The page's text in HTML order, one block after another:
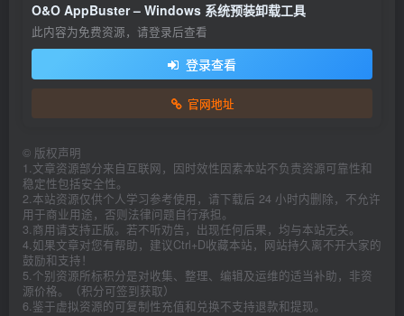
O&O AppBuster – Windows 系统预装卸载工具
此内容为免费资源，请登录后查看
登录查看
官网地址
© 版权声明
1.文章资源部分来自互联网，因时效性因素本站不负责资源可靠性和
稳定性包括安全性。
2.本站资源仅供个人学习参考使用，请下载后 24 小时内删除，不允许
用于商业用途，否则法律问题自行承担。
3.商用请支持正版。若不听劝告，出现任何后果，均与本站无关。
4.如果文章对您有帮助，建议Ctrl+D收藏本站，网站持久离不开大家的
鼓励和支持！
5.个别资源所标积分是对收集、整理、编辑及运维的适当补助，非资
源价格。（积分可签到获取）
6.鉴于虚拟资源的可复制性充值和兑换不支持退款和提现。